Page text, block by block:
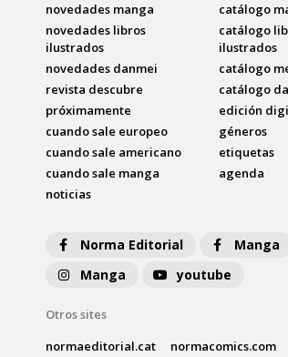
novedades manga
novedades libros
ilustrados
novedades danmei
revista descubre
próximamente
cuando sale europeo
cuando sale americano
cuando sale manga
noticias
catálogo
catálogo
ilustrados
catálogo
catálogo
edición
géneros
etiquetas
agenda
Norma Editorial Manga
Manga
youtube
Otros sites
normaeditorial.cat
normacomics.com